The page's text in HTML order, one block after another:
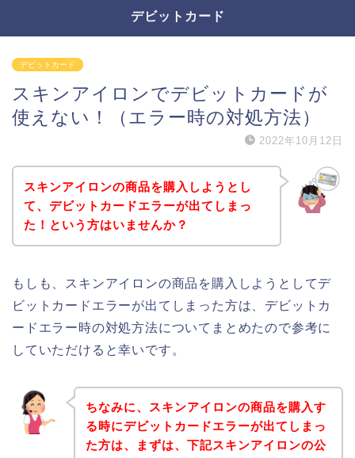
デビットカード
デビットカード
スキンアイロンでデビットカードが
使えない！（エラー時の対処方法）
2022年10月12日
スキンアイロンの商品を購入しようとし
て、デビットカードエラーが出てしまっ
た！という方はいませんか？
もしも、スキンアイロンの商品を購入しようとしてデ
ビットカードエラーが出てしまった方は、デビットカ
ードエラー時の対処方法についてまとめたので参考に
していただけると幸いです。
ちなみに、スキンアイロンの商品を購入す
る時にデビットカードエラーが出てしまっ
た方は、まずは、下記スキンアイロンの公